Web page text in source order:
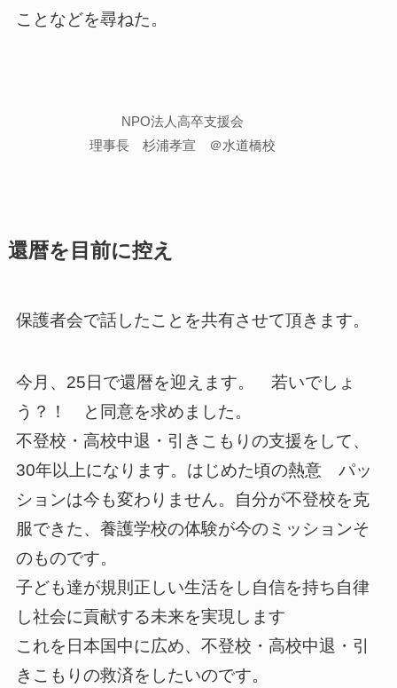
ことなどを尋ねた。
NPO法人高卒支援会
理事長 杉浦孝宣 ＠水道橋校
還暦を目前に控え
保護者会で話したことを共有させて頂きます。
今月、25日で還暦を迎えます。 若いでしょ
う？！ と同意を求めました。
不登校・高校中退・引きこもりの支援をして、
30年以上になります。はじめた頃の熱意 パッ
ションは今も変わりません。自分が不登校を克
服できた、養護学校の体験が今のミッションそ
のものです。
子ども達が規則正しい生活をし自信を持ち自律
し社会に貢献する未来を実現します
これを日本国中に広め、不登校・高校中退・引
きこもりの救済をしたいのです。